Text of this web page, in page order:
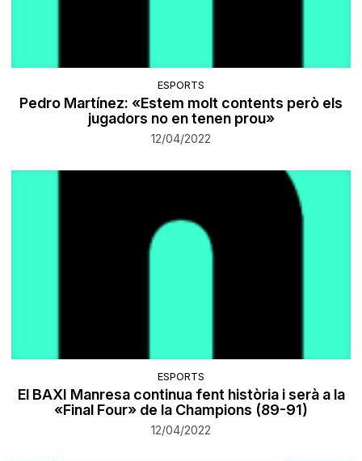
ESPORTS
Pedro Martínez: «Estem molt contents però els
jugadors no en tenen prou»
12/04/2022
ESPORTS
El BAXI Manresa continua fent història i serà a la
«Final Four» de la Champions (89-91)
12/04/2022